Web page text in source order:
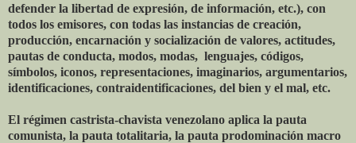
defender la libertad de expresión, de información, etc.), con
todos los emisores, con todas las instancias de creación,
producción, encarnación y socialización de valores, actitudes,
pautas de conducta, modos, modas, lenguajes, códigos,
símbolos, iconos, representaciones, imaginarios, argumentarios,
identificaciones, contraidentificaciones, del bien y el mal, etc.
El régimen castrista-chavista venezolano aplica la pauta
comunista, la pauta totalitaria, la pauta prodominación macro